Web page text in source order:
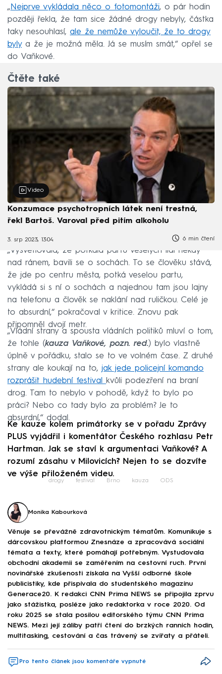
„ Nejprve vykládala něco o fotomontáži, o pár hodin
později řekla, že tam sice žádné drogy nebyly, částka
taky nesouhlasí, ale že nemůže vyloučit, že to drogy
bylya že je možná měla. Já se musím smát,“ opřel se
do Vaňkové.
Čtěte také
Video
Konzumace psychotropních látek není trestná,
řekl Bartoš. Varoval před pitím alkoholu
3. srp 2023, 13:04 6 min čtení
„Vysvětlovala, že potkala partu veselých lidí někdy
nad ránem, bavili se o sochách. To se člověku stává,
že jde po centru města, potká veselou partu,
vykládá si s ní o sochách a najednou tam jsou lajny
na telefonu a člověk se naklání nad ruličkou. Celé je
to absurdní,“ pokračoval v kritice. Znovu pak
připomněl dvojí metr.
„Vládní strany a spousta vládních politiků mluví o tom,
že tohle (kauza Vaňkové, pozn. red.) bylo vlastně
úplně v pořádku, stalo se to ve volném čase. Z druhé
strany ale koukají na to, jak jede policejní komando
rozprášit hudební festival
kvůli podezření na braní
drog. Tam to nebylo v pohodě, když to bylo po
práci? Nebo co tady bylo za problém? Je to
absurdní,“ dodal.
Ke kauze kolem primátorky se v pořadu Zprávy
PLUS vyjádřil i komentátor Českého rozhlasu Petr
Hartman. Jak se staví k argumentaci Vaňkové? A
rozumí zásahu v Milovicích? Nejen to se dozvíte
ve výše přiloženém videu.
drogy festival Brno kauza ODS
Monika Kabourková
Věnuje se převážně zdravotnickým tématům. Komunikuje s
dárcovskou platformou Znesnáze a zpracovává sociální
témata a texty, které pomáhají potřebným. Vystudovala
obchodní akademii se zaměřením na cestovní ruch. První
novinářské zkušenosti získala na Vyšší odborné škole
publicistiky, kde přispívala do studentského magazínu
Generace20. K redakci CNN Prima NEWS se připojila zprvu
jako stážistka, posléze jako redaktorka v roce 2020. Od
roku 2025 se stala posilou editorského týmu CNN Prima
NEWS. Mezi její záliby patří čtení do brzkých ranních hodin,
multitasking, cestování a čas trávený se zvířaty a přáteli.
Pro tento článek jsou komentáře vypnuté